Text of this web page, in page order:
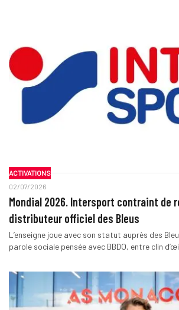
ACTIVATIONS
02/07/2026
Mondial 2026. Intersport contraint de
distributeur officiel des Bleus
L’enseigne joue avec son statut auprès des
parole sociale pensée avec BBDO, entre clin